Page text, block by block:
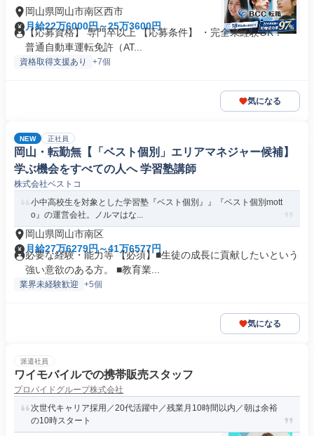
岡山県岡山市南区西市
月給22万6000円～25万3600円
【応募資格】 専門卒以上 【応募条件】 ・完全未経験OK！ ・
普通自動車運転免許（AT...
資格取得支援あり +7個
気になる
NEW 正社員
岡山・転勤無【「ベスト個別」エリアマネジャー候補】
学ぶ機会をすべての人へ 学習塾講師
株式会社ベストコ
小中高校生を対象とした学習塾『ベスト個別』』『ベスト個別mott
o』の運営会社。ノルマはな...
岡山県岡山市南区
月給27万6279円～41万6577円
必要な経験・能力等 【必須】■生徒の成長に貢献したいという
強い意欲のある方。 ■教育業...
業界未経験歓迎 +5個
気になる
派遣社員
ワイモバイルでの携帯販売スタッフ
プロバイドグループ株式会社
次世代キャリア採用／20代活躍中／残業月10時間以内／朝は余裕
の10時スタート